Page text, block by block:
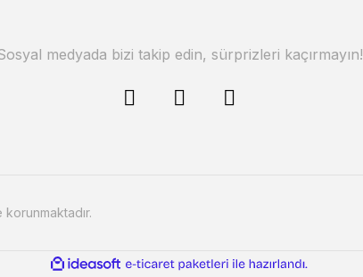
medyada bizi takip edin, sürprizleri kaçırmayın!
korunmaktadır.
ideasoft
e-